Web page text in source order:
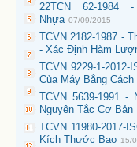
22TCN 62-
Nhựa 07/09/2015
TCVN 2182-1987 -
- Xác Định Hàm
TCVN 9229-1-
Của Máy Bằng
TCVN 5639-1991
Nguyên Tắc Cơ Bản
TCVN 11980-
Kích Thước Bao 15/